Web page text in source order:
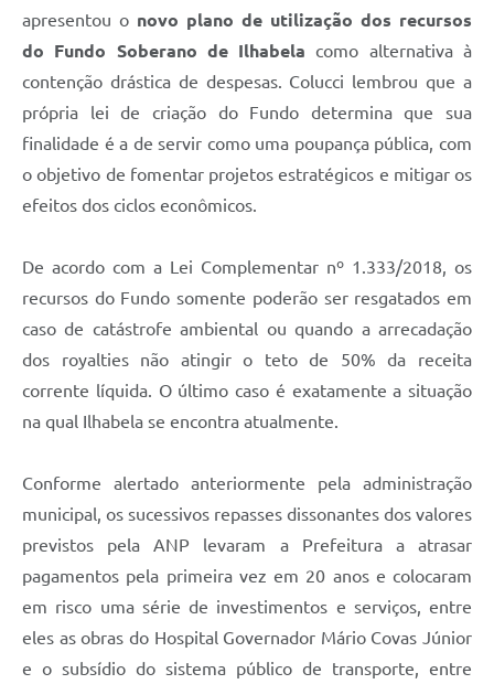
apresentou o novo plano de utilização dos recursos
do Fundo Soberano de Ilhabela como alternativa à
contenção drástica de despesas. Colucci lembrou que a
própria lei de criação do Fundo determina que sua
finalidade é a de servir como uma poupança pública, com
o objetivo de fomentar projetos estratégicos e mitigar os
efeitos dos ciclos econômicos.
De acordo com a Lei Complementar nº 1.333/2018, os
recursos do Fundo somente poderão ser resgatados em
caso de catástrofe ambiental ou quando a arrecadação
dos royalties não atingir o teto de 50% da receita
corrente líquida. O último caso é exatamente a situação
na qual Ilhabela se encontra atualmente.
Conforme alertado anteriormente pela administração
municipal, os sucessivos repasses dissonantes dos valores
previstos pela ANP levaram a Prefeitura a atrasar
pagamentos pela primeira vez em 20 anos e colocaram
em risco uma série de investimentos e serviços, entre
eles as obras do Hospital Governador Mário Covas Júnior
e o subsídio do sistema público de transporte, entre